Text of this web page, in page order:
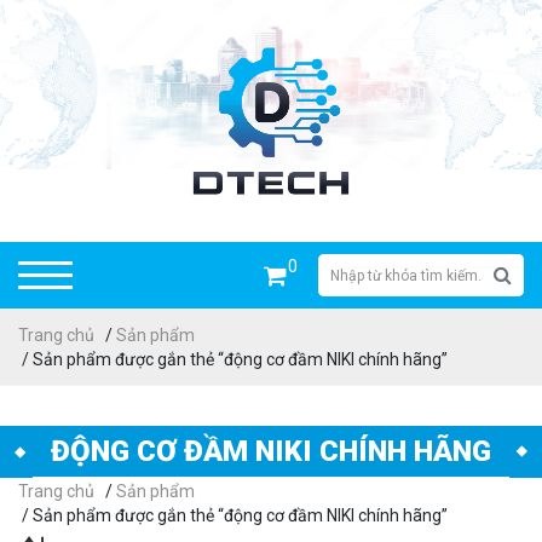
0
Trang chủ /Sản phẩm
/ Sản phẩm được gắn thẻ “động cơ đầm NIKI chính hãng”
ĐỘNG CƠ ĐẦM NIKI CHÍNH HÃNG
Trang chủ /Sản phẩm
/ Sản phẩm được gắn thẻ “động cơ đầm NIKI chính hãng”